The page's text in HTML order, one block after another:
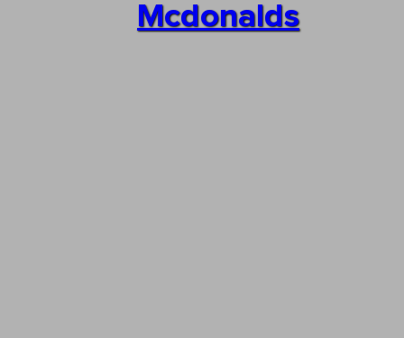
Mcdonalds